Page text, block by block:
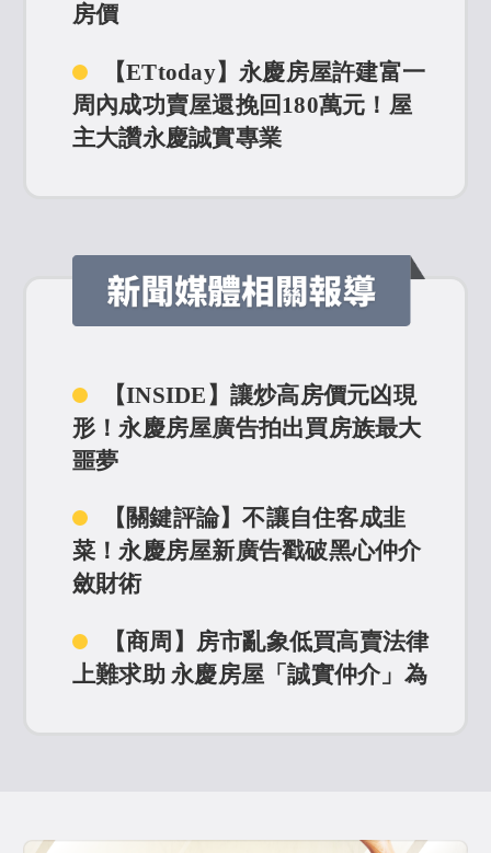
房價
【ETtoday】永慶房屋許建富一
周內成功賣屋還挽回180萬元！屋
主大讚永慶誠實專業
【中時】屋主首次賣房險被騙！
永慶房屋陳家駿誠實服務成功挽回
【CTWANT】慎防黑心房仲用
過時行情估價 永慶房屋誠實服務
幫屋主挽回600萬房價！
【中央社】永慶房屋鄭原正誠實
服務為屋主挽回百萬元 贏得屋主滿
滿感謝！
【中時】險遭黑心房仲低估房
價！永慶房屋龔宗謙誠實服務幫屋
【INSIDE】讓炒高房價元凶現
形！永慶房屋廣告拍出買房族最大
噩夢
【關鍵評論】不讓自住客成韭
菜！永慶房屋新廣告戳破黑心仲介
斂財術
【商周】房市亂象低買高賣法律
上難求助 永慶房屋「誠實仲介」為